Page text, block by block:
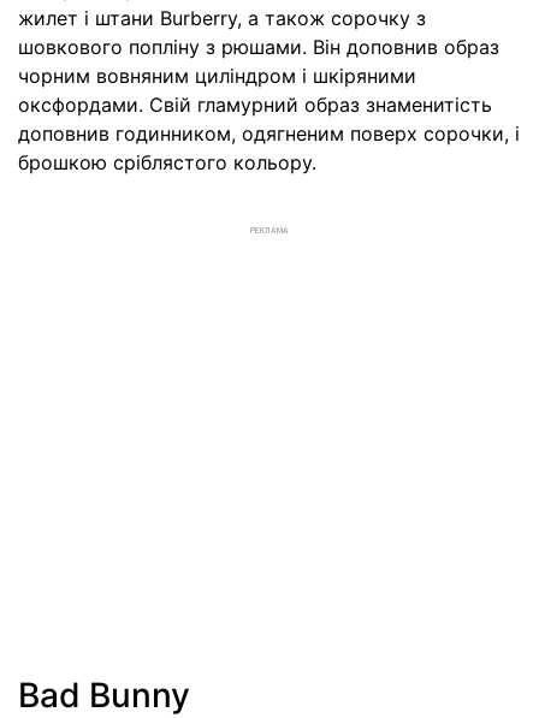
жилет і штани Burberry, а також сорочку з
шовкового попліну з рюшами. Він доповнив образ
чорним вовняним циліндром і шкіряними
оксфордами. Свій гламурний образ знаменитість
доповнив годинником, одягненим поверх сорочки, і
брошкою сріблястого кольору.
РЕКЛАМА
Bad Bunny